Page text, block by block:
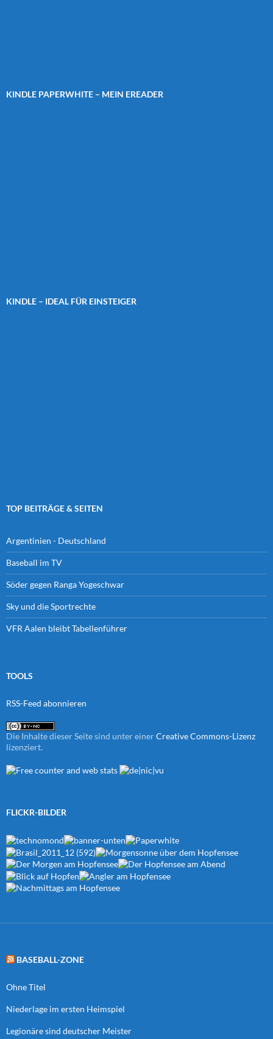
KINDLE PAPERWHITE – MEIN EREADER
KINDLE – IDEAL FÜR EINSTEIGER
TOP BEITRÄGE & SEITEN
Argentinien - Deutschland
Baseball im TV
Söder gegen Ranga Yogeschwar
Sky und die Sportrechte
VFR Aalen bleibt Tabellenführer
TOOLS
RSS-Feed abonnieren
Die Inhalte dieser Seite sind unter einerCreative Commons-Lizenz
lizenziert.
FLICKR-BILDER
BASEBALL-ZONE
Ohne Titel
Niederlage im ersten Heimspiel
Legionäre sind deutscher Meister